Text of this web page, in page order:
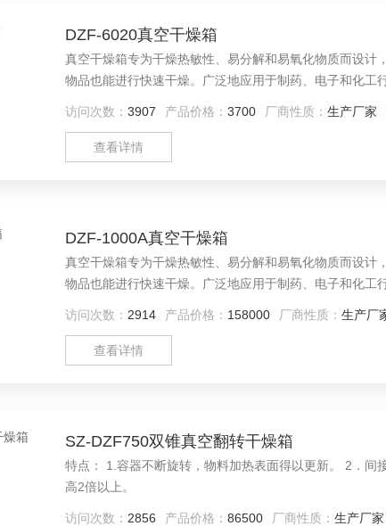
DZF-6020真空干燥箱
真空干燥箱专为干燥热敏性、易分解和易氧化物质而设计
物品也能进行快速干燥。广泛地应用于制药、电子和化工行
访问次数： 3907 产品价格： 3700 厂商性质： 生产厂家
查看详情
DZF-1000A真空干燥箱
真空干燥箱专为干燥热敏性、易分解和易氧化物质而设
物品也能进行快速干燥。广泛地应用于制药、电子和化工
３、箱门闭合松紧能调节，整体成型的硅橡胶门封圈，
面静电喷涂塑
访问次数： 2914 产品价格： 158000 厂商性质： 生产厂
查看详情
SZ-DZF750双锥真空翻转干燥箱
特点： 1.容器不断旋转，物料加热表面得以更新。 2．间
高2倍以上。
访问次数： 2856 产品价格： 86500 厂商性质： 生产厂家